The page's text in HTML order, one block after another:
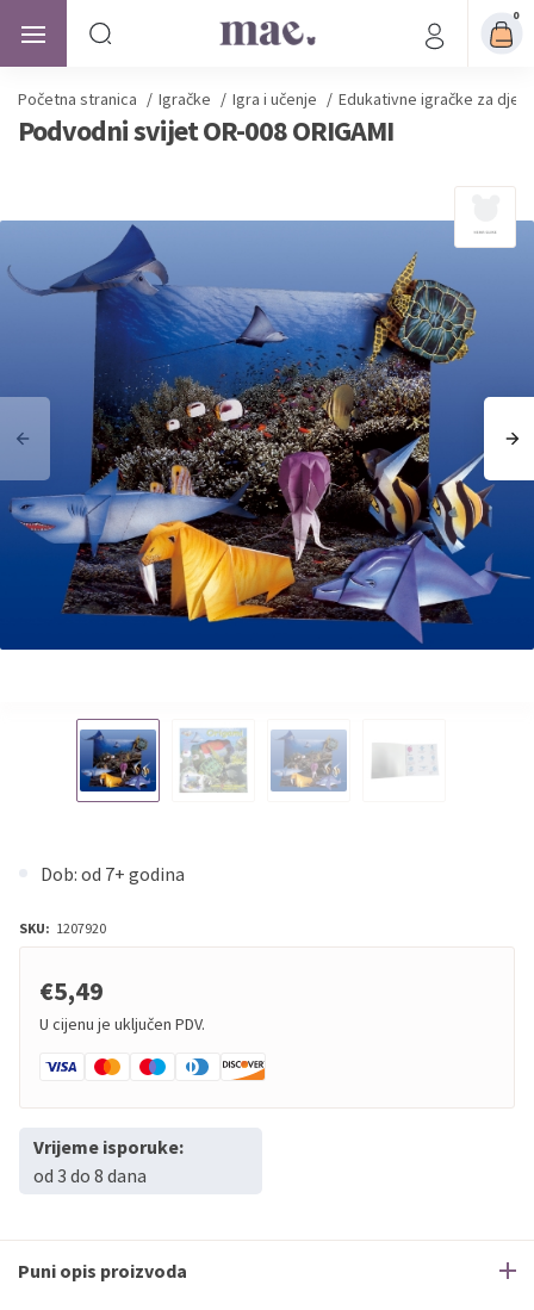
0
Početna stranica / Igračke / Igra i učenje / Edukativne igračke za
Podvodni svijet OR-008 ORIGAMI
Dob: od 7+ godina
SKU: 1207920
€5,49
U cijenu je uključen PDV.
Vrijeme isporuke:
od 3 do 8 dana
Puni opis proizvoda